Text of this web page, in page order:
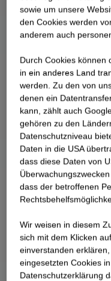
auch noch alle
sowie um unsere
den Cookies werden
anderem auch
Durch Cookies können
in ein anderes Land
werden. Zu den von
denen ein
kann, zählt auch
gehören zu den
Datenschutzniveau
Daten in die USA
dass diese Daten von
dass der betroffenen
Wir weisen in diesem
sich mit dem Klicken
ein­ver­standen
eingesetzten Cookies
Datenschutzerklärung